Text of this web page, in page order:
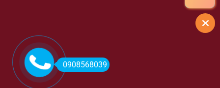
0908568039